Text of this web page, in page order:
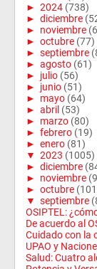
► 2024 (738)
► diciembre
► noviembre
► octubre (77)
► septiembre
► agosto (61)
► julio (56)
► junio (51)
► mayo (64)
► abril (53)
► marzo (80)
► febrero (19)
► enero (81)
▼ 2023 (1005)
► diciembre
► noviembre
► octubre
▼ septiembre
OSIPTEL:
De acuerdo al
Cuidado con la
UPAO y
Salud: Cuatro